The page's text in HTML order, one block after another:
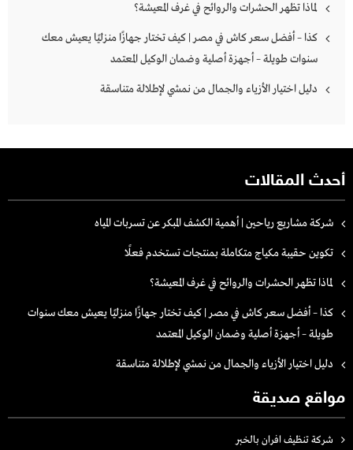
لماذا تظهر الحشرات والروائح في غرف المعيشة؟
كذا – أفضل سعر كاش في مصر | كيف تختار جهازًا منزليًا يعيش معك
سنوات طويلة – أجهزة أصلية وضمان الوكيل المعتمد
دليل اختيار الأزياء والجمال من نمشي لإطلالة متناسقة
أحدث المقالات
شركة مشاريع رياحين | أهمية الكشف المبكر عن تسربات المياه
تكوين حقيبة مكياج متكاملة بمنتجات تستخدم فعلًا
لماذا تظهر الحشرات والروائح في غرف المعيشة؟
كذا – أفضل سعر كاش في مصر | كيف تختار جهازًا منزليًا يعيش معك سنوات
طويلة – أجهزة أصلية وضمان الوكيل المعتمد
دليل اختيار الأزياء والجمال من نمشي لإطلالة متناسقة
مواقع صديقة
شركة تنظيف افران بالخبر